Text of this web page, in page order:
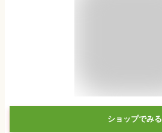
ショップでみる